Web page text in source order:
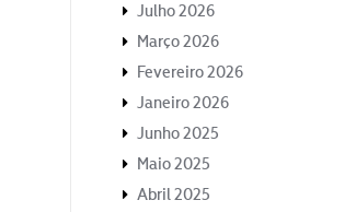
Julho 2026
Março 2026
Fevereiro 2026
Janeiro 2026
Junho 2025
Maio 2025
Abril 2025